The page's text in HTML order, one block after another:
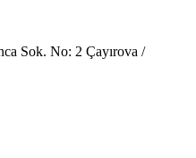
Sok. No: 2 Çayırova /